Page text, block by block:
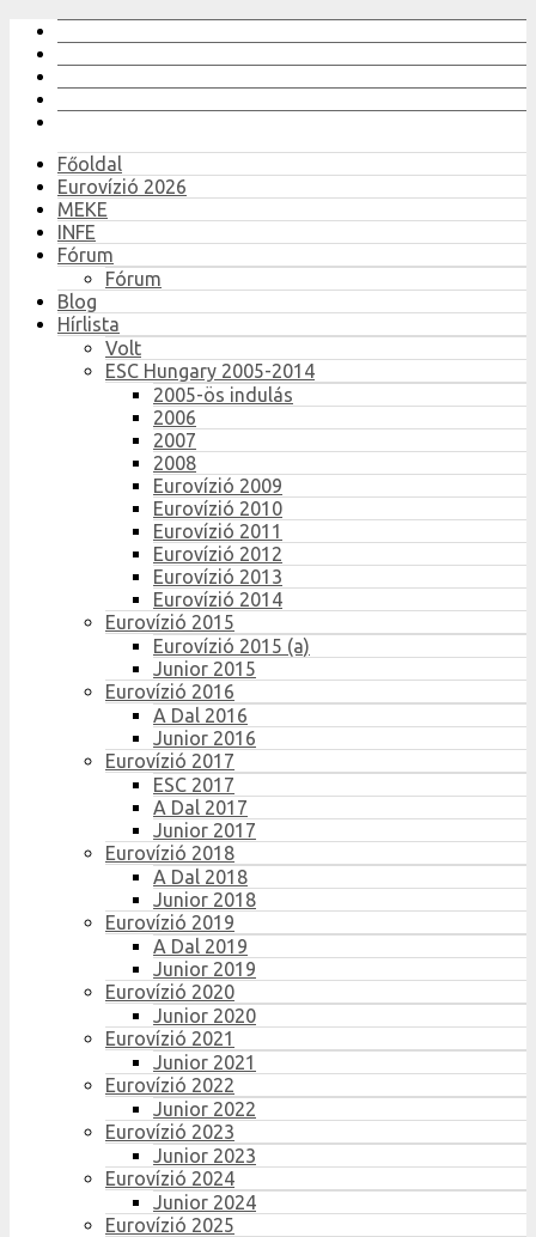
Főoldal
Eurovízió 2026
MEKE
INFE
Fórum
Fórum
Blog
Hírlista
Volt
ESC Hungary 2005-2014
2005-ös indulás
2006
2007
2008
Eurovízió 2009
Eurovízió 2010
Eurovízió 2011
Eurovízió 2012
Eurovízió 2013
Eurovízió 2014
Eurovízió 2015
Eurovízió 2015 (a)
Junior 2015
Eurovízió 2016
A Dal 2016
Junior 2016
Eurovízió 2017
ESC 2017
A Dal 2017
Junior 2017
Eurovízió 2018
A Dal 2018
Junior 2018
Eurovízió 2019
A Dal 2019
Junior 2019
Eurovízió 2020
Junior 2020
Eurovízió 2021
Junior 2021
Eurovízió 2022
Junior 2022
Eurovízió 2023
Junior 2023
Eurovízió 2024
Junior 2024
Eurovízió 2025